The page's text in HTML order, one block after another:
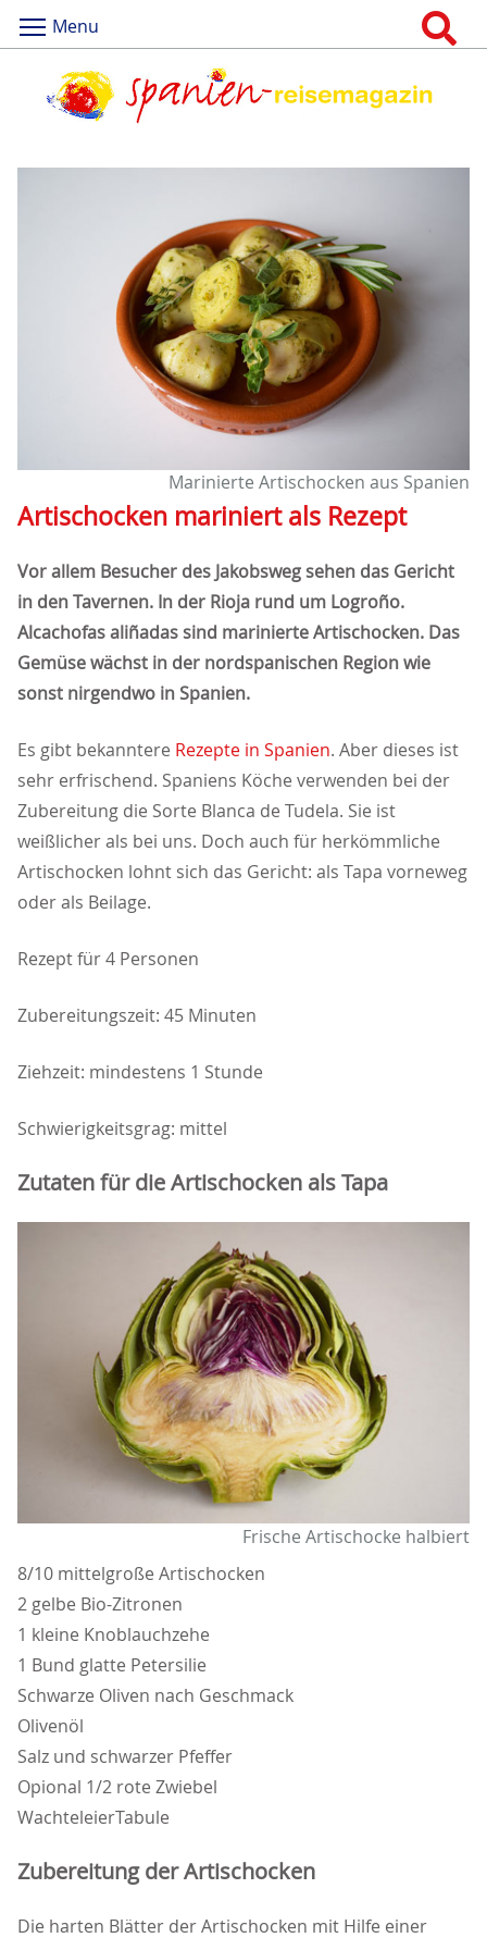
Menu
Marinierte Artischocken aus Spanien
Artischocken mariniert als Rezept
Vor allem Besucher des Jakobsweg sehen das Gericht
in den Tavernen. In der Rioja rund um Logroño.
Alcachofas aliñadas sind marinierte Artischocken. Das
Gemüse wächst in der nordspanischen Region wie
sonst nirgendwo in Spanien.
Es gibt bekanntere Rezepte in Spanien. Aber dieses ist
sehr erfrischend. Spaniens Köche verwenden bei der
Zubereitung die Sorte Blanca de Tudela. Sie ist
weißlicher als bei uns. Doch auch für herkömmliche
Artischocken lohnt sich das Gericht: als Tapa vorneweg
oder als Beilage.
Rezept für 4 Personen
Zubereitungszeit: 45 Minuten
Ziehzeit: mindestens 1 Stunde
Schwierigkeitsgrag: mittel
Zutaten für die Artischocken als Tapa
Frische Artischocke halbiert
8/10 mittelgroße Artischocken
2 gelbe Bio-Zitronen
1 kleine Knoblauchzehe
1 Bund glatte Petersilie
Schwarze Oliven nach Geschmack
Olivenöl
Salz und schwarzer Pfeffer
Opional 1/2 rote Zwiebel
WachteleierTabule
Zubereitung der Artischocken
Die harten Blätter der Artischocken mit Hilfe einer